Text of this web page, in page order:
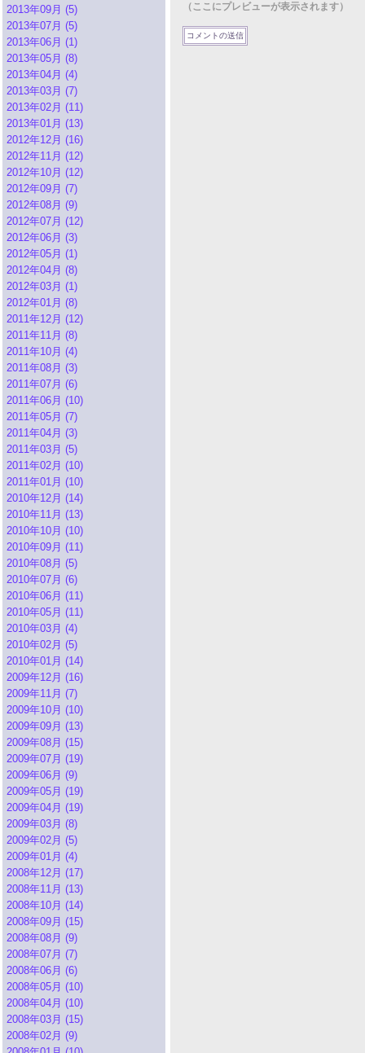
2013年09月 (5)
2013年07月 (5)
2013年06月 (1)
2013年05月 (8)
2013年04月 (4)
2013年03月 (7)
2013年02月 (11)
2013年01月 (13)
2012年12月 (16)
2012年11月 (12)
2012年10月 (12)
2012年09月 (7)
2012年08月 (9)
2012年07月 (12)
2012年06月 (3)
2012年05月 (1)
2012年04月 (8)
2012年03月 (1)
2012年01月 (8)
2011年12月 (12)
2011年11月 (8)
2011年10月 (4)
2011年08月 (3)
2011年07月 (6)
2011年06月 (10)
2011年05月 (7)
2011年04月 (3)
2011年03月 (5)
2011年02月 (10)
2011年01月 (10)
2010年12月 (14)
2010年11月 (13)
2010年10月 (10)
2010年09月 (11)
2010年08月 (5)
2010年07月 (6)
2010年06月 (11)
2010年05月 (11)
2010年03月 (4)
2010年02月 (5)
2010年01月 (14)
2009年12月 (16)
2009年11月 (7)
2009年10月 (10)
2009年09月 (13)
2009年08月 (15)
2009年07月 (19)
2009年06月 (9)
2009年05月 (19)
2009年04月 (19)
2009年03月 (8)
2009年02月 (5)
2009年01月 (4)
2008年12月 (17)
2008年11月 (13)
2008年10月 (14)
2008年09月 (15)
2008年08月 (9)
2008年07月 (7)
2008年06月 (6)
2008年05月 (10)
2008年04月 (10)
2008年03月 (15)
2008年02月 (9)
（ここにプレビューが表示されます）